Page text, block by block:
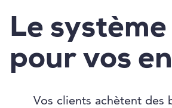
Le
pour vos
Vos clients achètent des